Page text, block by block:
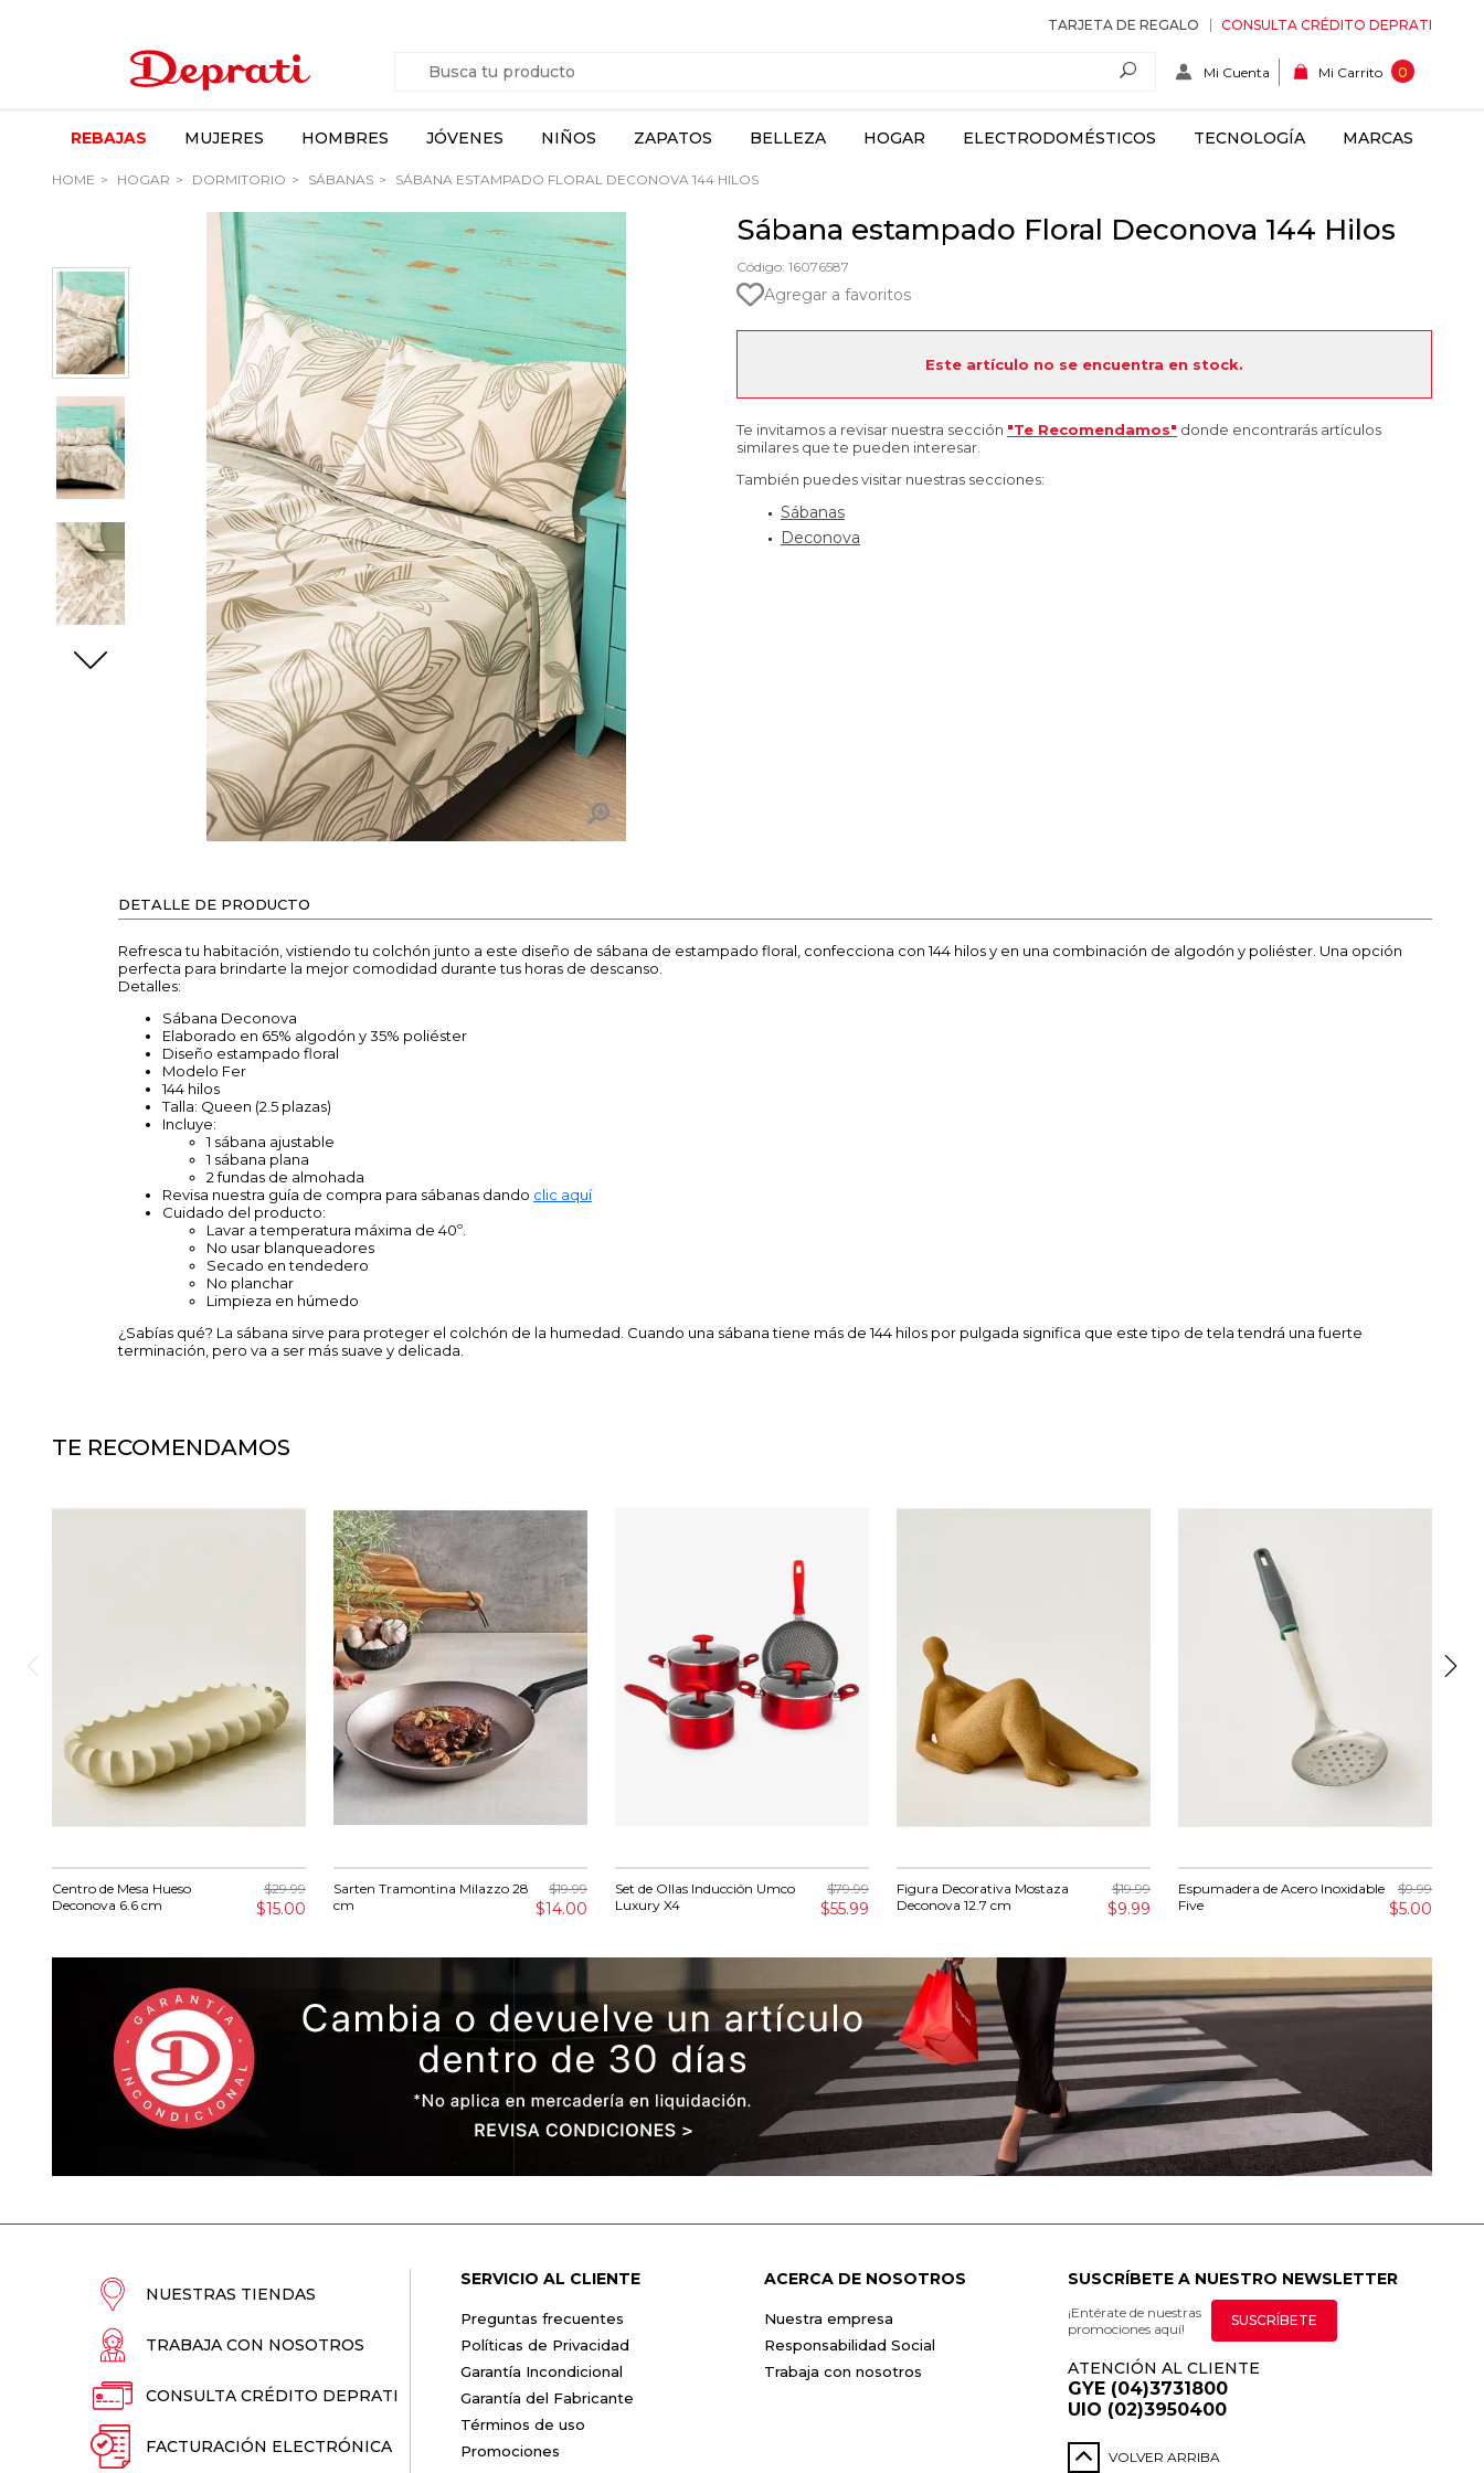
TARJETA DE REGALO CONSULTA CRÉDITO DEPRATI
Mi Cuenta Mi Carrito 0
REBAJAS MUJERES HOMBRES JÓVENES NIÑOS ZAPATOS BELLEZA HOGAR ELECTRODOMÉSTICOS TECNOLOGÍA MARCAS
HOME HOGAR DORMITORIO SÁBANAS SÁBANA ESTAMPADO FLORAL DECONOVA 144 HILOS
Sábana estampado Floral Deconova 144 Hilos
Código: 16076587
Agregar a favoritos
Este artículo no se encuentra en stock.
Te invitamos a revisar nuestra sección "Te Recomendamos" donde encontrarás artículos
similares que te pueden interesar.
También puedes visitar nuestras secciones:
Sábanas
Deconova
DETALLE DE PRODUCTO
Refresca tu habitación, vistiendo tu colchón junto a este diseño de sábana de estampado floral, confecciona con 144 hilos y en una combinación de algodón y poliéster. Una opción
perfecta para brindarte la mejor comodidad durante tus horas de descanso.
Detalles:
Sábana Deconova
Elaborado en 65% algodón y 35% poliéster
Diseño estampado floral
Modelo Fer
144 hilos
Talla: Queen (2.5 plazas)
Incluye:
1 sábana ajustable
1 sábana plana
2 fundas de almohada
Revisa nuestra guía de compra para sábanas dando clic aquí
Cuidado del producto:
Lavar a temperatura máxima de 40º.
No usar blanqueadores
Secado en tendedero
No planchar
Limpieza en húmedo
¿Sabías qué? La sábana sirve para proteger el colchón de la humedad. Cuando una sábana tiene más de 144 hilos por pulgada significa que este tipo de tela tendrá una fuerte
terminación, pero va a ser más suave y delicada.
TE RECOMENDAMOS
Centro de Mesa Hueso
Deconova 6.6 cm
$29.99
$15.00
Sarten Tramontina Milazzo 28
cm
$19.99
$14.00
Set de Ollas Inducción Umco
Luxury X4
$79.99
$55.99
Figura Decorativa Mostaza
Deconova 12.7 cm
$19.99
$9.99
Espumadera de Acero Inoxidable
Five
$9.99
$5.00
NUESTRAS TIENDAS
TRABAJA CON NOSOTROS
CONSULTA CRÉDITO DEPRATI
FACTURACIÓN ELECTRÓNICA
SERVICIO AL CLIENTE
Preguntas frecuentes
Políticas de Privacidad
Garantía Incondicional
Garantía del Fabricante
Términos de uso
Promociones
ACERCA DE NOSOTROS
Nuestra empresa
Responsabilidad Social
Trabaja con nosotros
SUSCRÍBETE A NUESTRO NEWSLETTER
¡Entérate de nuestras
promociones aquí!
SUSCRÍBETE
ATENCIÓN AL CLIENTE
GYE (04)3731800
UIO (02)3950400
VOLVER ARRIBA